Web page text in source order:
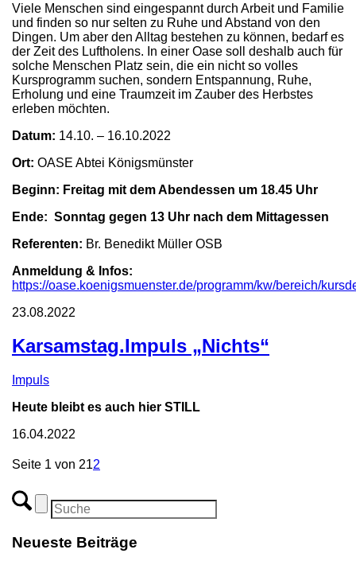
Viele Menschen sind eingespannt durch Arbeit und Familie
und finden so nur selten zu Ruhe und Abstand von den
Dingen. Um aber den Alltag bestehen zu können, bedarf es
der Zeit des Luftholens. In einer Oase soll deshalb auch für
solche Menschen Platz sein, die ein nicht so volles
Kursprogramm suchen, sondern Entspannung, Ruhe,
Erholung und eine Traumzeit im Zauber des Herbstes
erleben möchten.
Datum: 14.10. – 16.10.2022
Ort: OASE Abtei Königsmünster
Beginn: Freitag mit dem Abendessen um 18.45 Uhr
Ende: Sonntag gegen 13 Uhr nach dem Mittagessen
Referenten: Br. Benedikt Müller OSB
Anmeldung & Infos:
https://oase.koenigsmuenster.de/programm/kw/bereich/
23.08.2022
Karsamstag.Impuls „Nichts“
Impuls
Heute bleibt es auch hier STILL
16.04.2022
Seite 1 von 212
Neueste Beiträge